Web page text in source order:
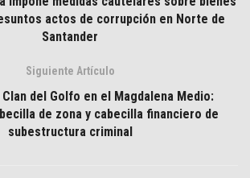
actos de corrupción en Norte de
Santander
Siguiente Artículo
del Golfo en el Magdalena Medio:
de zona y cabecilla financiero de
subestructura criminal